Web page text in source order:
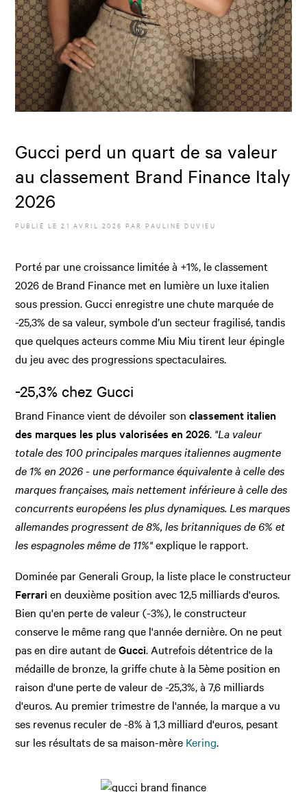
Gucci perd un quart de sa valeur
au classement Brand Finance Italy
2026
PUBLIÉ LE21 AVRIL 2026 PARPAULINE DUVIEU
Porté par une croissance limitée à +1%, le classement
2026 de Brand Finance met en lumière un luxe italien
sous pression. Gucci enregistre une chute marquée de
-25,3% de sa valeur, symbole d’un secteur fragilisé, tandis
que quelques acteurs comme Miu Miu tirent leur épingle
du jeu avec des progressions spectaculaires.
-25,3% chez Gucci
Brand Finance vient de dévoiler sonclassement italien
des marques les plus valorisées en 2026. "La valeur
totale des 100 principales marques italiennes augmente
de 1% en 2026 - une performance équivalente à celle des
marques françaises, mais nettement inférieure à celle des
concurrents européens les plus dynamiques. Les marques
allemandes progressent de 8%, les britanniques de 6% et
les espagnoles même de 11%"explique le rapport.
Dominée par Generali Group, la liste place le constructeur
Ferrari en deuxième position avec 12,5 milliards d'euros.
Bien qu'en perte de valeur (-3%), le constructeur
conserve le même rang que l'année dernière. On ne peut
pas en dire autant deGucci. Autrefois détentrice de la
médaille de bronze, la griffe chute à la 5ème position en
raison d'une perte de valeur de -25,3%, à 7,6 milliards
d'euros. Au premier trimestre de l'année, la marque a vu
ses revenus reculer de -8% à 1,3 milliard d'euros, pesant
sur les résultats de sa maison-mère Kering.